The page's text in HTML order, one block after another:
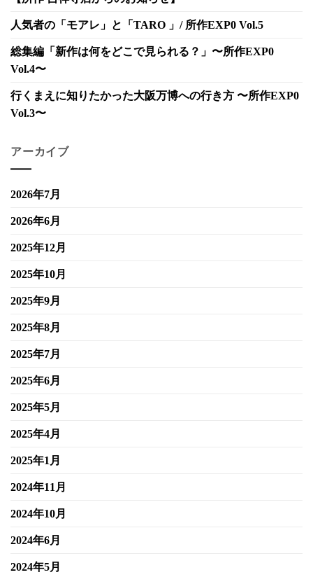
人気者の「モアレ」と「TARO 」/ 所作EXP0 Vol.5
総集編「新作は何をどこで見られる？」〜所作EXP0
Vol.4〜
行くまえに知りたかった大阪万博への行き方 〜所作EXP0
Vol.3〜
アーカイブ
2026年7月
2026年6月
2025年12月
2025年10月
2025年9月
2025年8月
2025年7月
2025年6月
2025年5月
2025年4月
2025年1月
2024年11月
2024年10月
2024年6月
2024年5月